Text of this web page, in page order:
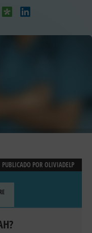
PUBLICADO POR OLIVIADELP